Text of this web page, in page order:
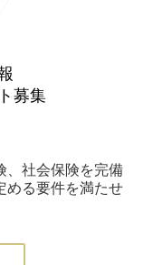
募集
、社会保険を完備
める要件を満たせ